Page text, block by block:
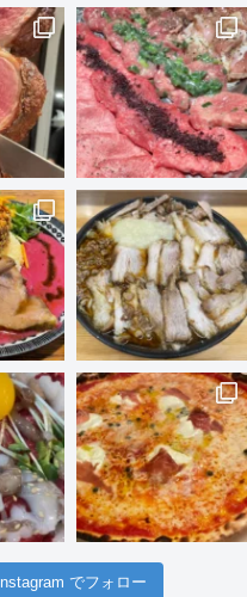
Instagram でフォロー